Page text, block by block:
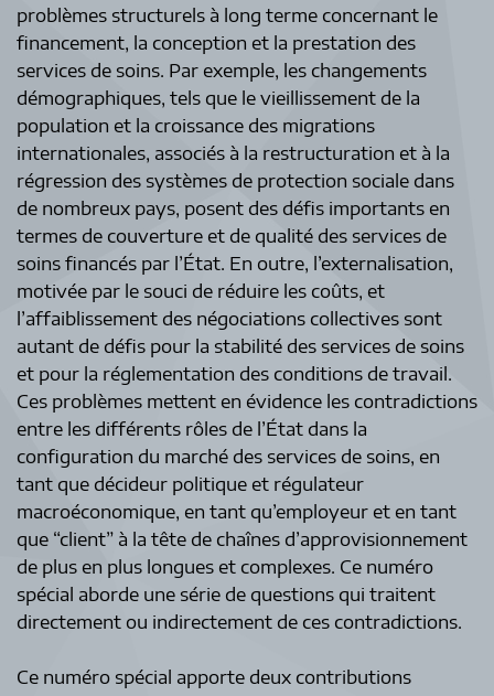
problèmes structurels à long terme concernant le
financement, la conception et la prestation des
services de soins. Par exemple, les changements
démographiques, tels que le vieillissement de la
population et la croissance des migrations
internationales, associés à la restructuration et à la
régression des systèmes de protection sociale dans
de nombreux pays, posent des défis importants en
termes de couverture et de qualité des services de
soins financés par l’État. En outre, l’externalisation,
motivée par le souci de réduire les coûts, et
l’affaiblissement des négociations collectives sont
autant de défis pour la stabilité des services de soins
et pour la réglementation des conditions de travail.
Ces problèmes mettent en évidence les contradictions
entre les différents rôles de l’État dans la
configuration du marché des services de soins, en
tant que décideur politique et régulateur
macroéconomique, en tant qu’employeur et en tant
que “client” à la tête de chaînes d’approvisionnement
de plus en plus longues et complexes. Ce numéro
spécial aborde une série de questions qui traitent
directement ou indirectement de ces contradictions.
Ce numéro spécial apporte deux contributions